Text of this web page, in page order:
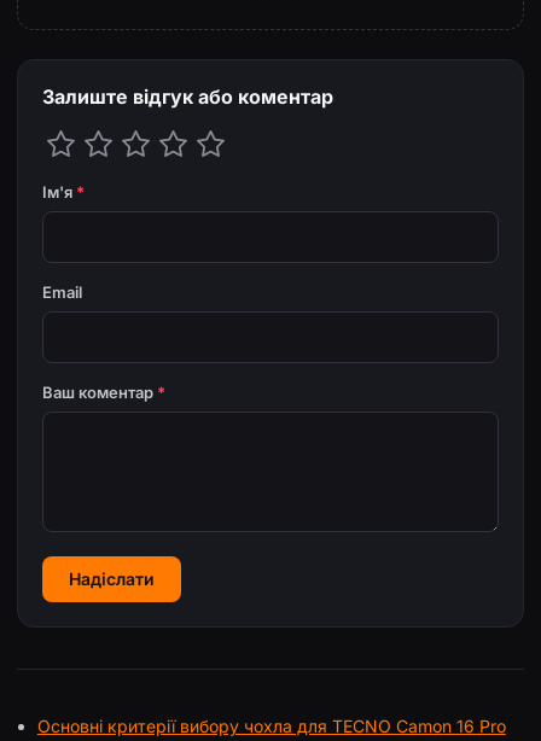
Залиште відгук або коментар
Ім'я *
Email
Ваш коментар *
Надіслати
Основні критерії вибору чохла для TECNO Camon 16 Pro